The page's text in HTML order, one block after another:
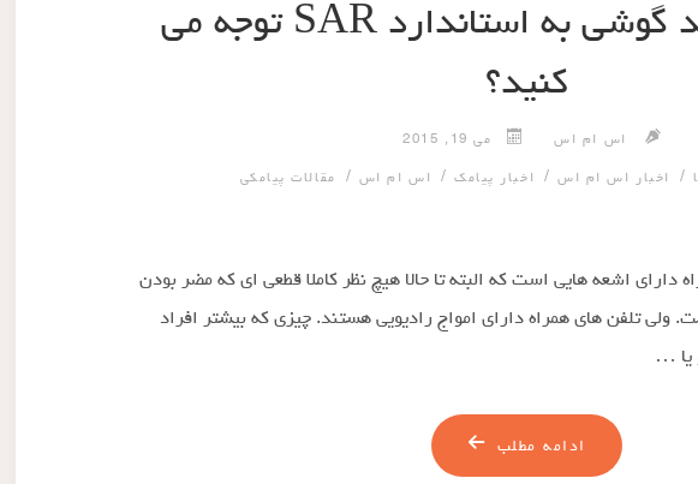
آیا هنگام خرید گوشی به استاندارد SAR توجه می
کنید؟
اس ام اس می 19, 2015
/ اخبار اس ام اس/ اخبار پیامک/ اس ام اس / مقالات پیامکی
دارای اشعه هایی است که البته تا حالا هیچ نظر کاملا قطعی ای که مضر بودن
تلفن های همراه دارای امواج رادیویی هستند. چیزی که بیشتر افراد
یا …
ادامه مطلب